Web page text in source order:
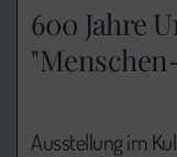
600 Jahre
Ausstellung im